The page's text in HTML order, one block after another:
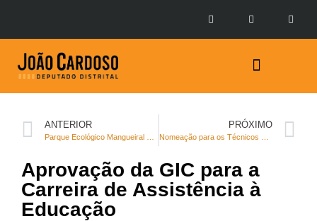
ANTERIOR PRÓXIMO
Aprovação da GIC para a
Carreira de Assistência à
Educação